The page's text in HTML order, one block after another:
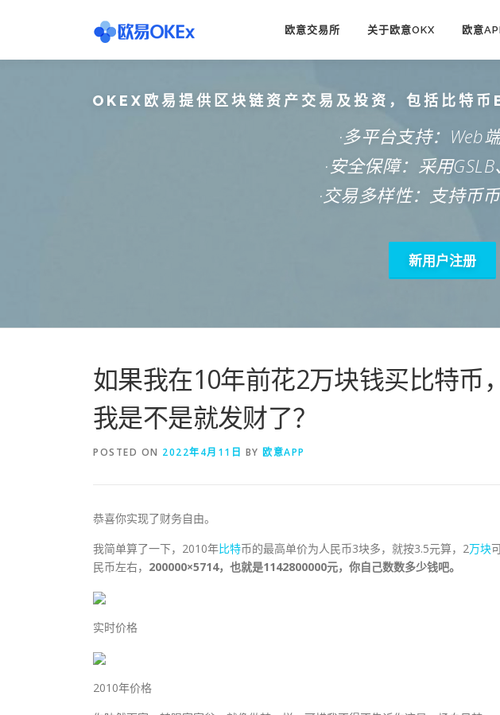
欧意交易所 关于欧意OKX 欧意
OKEX欧易提供区块链资产交易及投资，包括比特
·多平台支持：Web
·安全保障：采用
·交易多样性：支持币
新用户注册
如果我在10年前花2万块钱买比特币
我是不是就发财了？
POSTED ON 2022年4月11日 BY 欧意APP
恭喜你实现了财务自由。
我简单算了一下，2010年比特币的最高单价为人民币3块多，就按3.5元算，2万块
民币左右， 200000×5714，也就是1142800000元，你自己数数多少钱吧。
实时价格
2010年价格